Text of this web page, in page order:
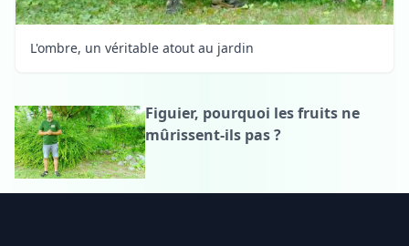
L'ombre, un véritable atout au jardin
Figuier, pourquoi les fruits ne
mûrissent-ils pas ?